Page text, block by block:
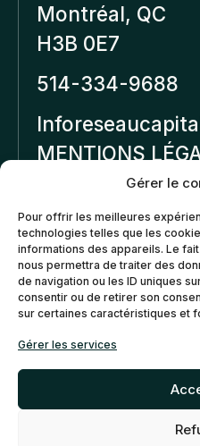
Gérer le
Pour offrir les meilleures
technologies telles que les
informations des appareils. Le
nous permettra de traiter des
de navigation ou les ID uniques
consentir ou de retirer son
sur certaines caractéristiques et
Gérer les services
Montréal, QC
H3B 0E7
514-334-9688
MENTIONS
Politique de
confidentialité
Politiques
de
Politique de
©2026 Réseau